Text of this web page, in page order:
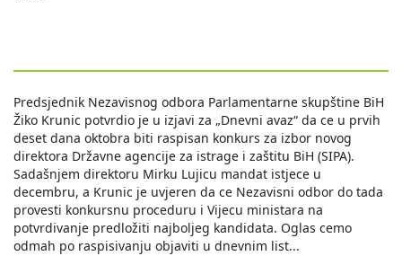
Predsjednik Nezavisnog odbora Parlamentarne skupštine BiH
Žiko Krunic potvrdio je u izjavi za „Dnevni avaz“ da ce u prvih
deset dana oktobra biti raspisan konkurs za izbor novog
direktora Državne agencije za istrage i zaštitu BiH (SIPA).
Sadašnjem direktoru Mirku Lujicu mandat istjece u
decembru, a Krunic je uvjeren da ce Nezavisni odbor do tada
provesti konkursnu proceduru i Vijecu ministara na
potvrdivanje predložiti najboljeg kandidata. Oglas cemo
odmah po raspisivanju objaviti u dnevnim list...